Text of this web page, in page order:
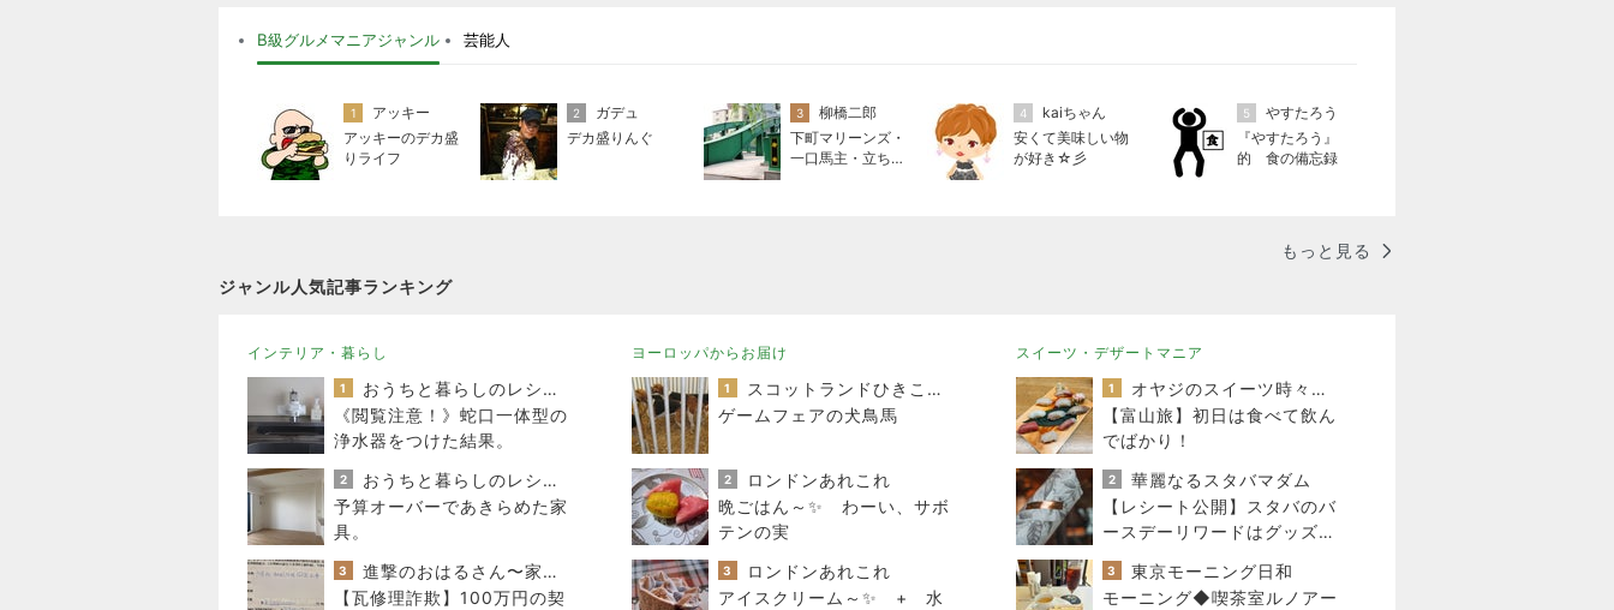
B級グルメマニアジャンル 芸能人
1
アッキー
アッキーのデカ盛
りライフ
2
ガデュ
デカ盛りんぐ
3
柳橋二郎
下町マリーンズ・
一口馬主・立ち飲
4
kaiちゃん
安くて美味しい物
が好き☆彡
5
やすたろう
『やすたろう』
的 食の備忘録
もっと見る
ジャンル人気記事ランキング
インテリア・暮らし
1
おうちと暮らしのレシピ 〜HOME&LIFE〜
《閲覧注意！》蛇口一体型の
浄水器をつけた結果。
2
おうちと暮らしのレシピ 〜HOME&LIFE〜
予算オーバーであきらめた家
具。
3
進撃のおはるさん〜家づくり失敗したけど私は元気です〜
【瓦修理詐欺】100万円の契
ヨーロッパからお届け
1
スコットランドひきこもり日記
ゲームフェアの犬鳥馬
2
ロンドンあれこれ
晩ごはん～✨ わーい、サボ
テンの実
3
ロンドンあれこれ
アイスクリーム～✨ + 水
スイーツ・デザートマニア
1
オヤジのスイーツ時々ランニングブログ
【富山旅】初日は食べて飲ん
でばかり！
2
華麗なるスタバマダム
【レシート公開】スタバのバ
ースデーリワードはグッズに
も使える？5,900円の新作が
4,881円に
3
東京モーニング日和
モーニング◆喫茶室ルノアー